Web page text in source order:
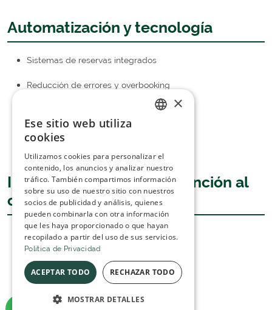
Automatización y tecnología
Sistemas de reservas integrados
Reducción de errores y overbooking
Automatización de comunicaciones
Ahorro de tiempo operativo
Inteligencia artificial y atención al
cliente
Chatbots inteligentes
Recopilación de datos para marketing
Mejora de la experiencia del cliente
×
Ese sitio web utiliza
cookies
Utilizamos cookies para personalizar el
contenido, los anuncios y analizar nuestro
tráfico. También compartimos información
sobre su uso de nuestro sitio con nuestros
socios de publicidad y análisis, quienes
pueden combinarla con otra información
que les haya proporcionado o que hayan
recopilado a partir del uso de sus servicios.
Politica de Privacidad
ACEPTAR TODO RECHAZAR TODO
MOSTRAR DETALLES